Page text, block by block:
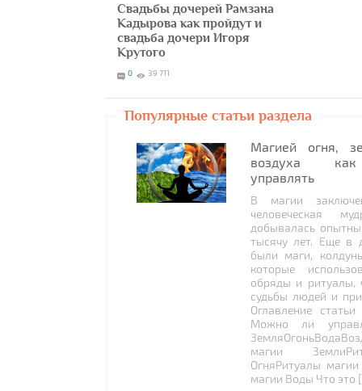
Свадьбы дочерей Рамзана
Кадырова как пройдут и
свадьба дочери Игоря
Крутого
0 39 711
Популярные статьи раздела
Магией огня,
воздуха
управлять
В магии
человеческая
добывалась
тысячу лет. Еще в
были маги,
которые
обряды и ритуалы,
судьбы людей и
Оглавление
Можно ли
магии
ОгняРитуалы
магии Воды Что это